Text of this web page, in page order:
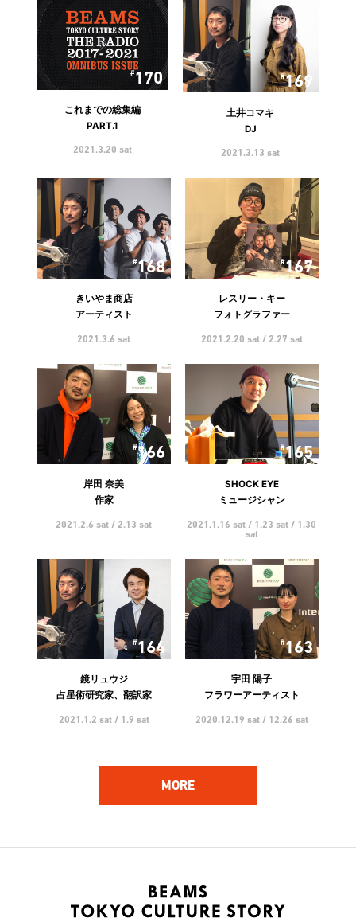
170
これまでの総集編
PART.1
2021.3.20 sat
169
土井コマキ
DJ
2021.3.13 sat
168
きいやま商店
アーティスト
2021.3.6 sat
167
レスリー・キー
フォトグラファー
2021.2.20 sat / 2.27 sat
166
岸田 奈美
作家
2021.2.6 sat / 2.13 sat
165
SHOCK EYE
ミュージシャン
2021.1.16 sat / 1.23 sat / 1.30
sat
164
鏡リュウジ
占星術研究家、翻訳家
2021.1.2 sat / 1.9 sat
163
宇田 陽子
フラワーアーティスト
2020.12.19 sat / 12.26 sat
2020.12.5 sat / 12.12 sat
MORE